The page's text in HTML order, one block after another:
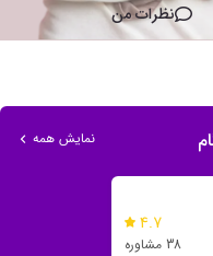
نظرات من
نمایش همه
4.7
38 مشاوره